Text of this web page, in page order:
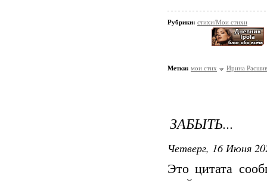
Рубрики: стихи/Мои стихи
Метки: мои стих Ирина
ЗАБЫТЬ...
Четверг, 16 Июня
Это цитата